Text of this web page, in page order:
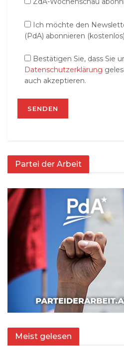
Ich möchte den
(PdA) abonnieren (kostenlos)
Bestätigen Sie, dass Sie
Datenschutzerklärung
auch akzeptieren.
Partei der Arbeit
Meist gelesen